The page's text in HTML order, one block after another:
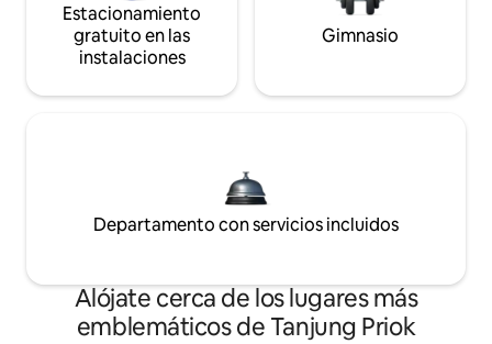
Estacionamiento
gratuito en las
instalaciones
Gimnasio
Departamento con servicios incluidos
Alójate cerca de los lugares más
emblemáticos de Tanjung Priok